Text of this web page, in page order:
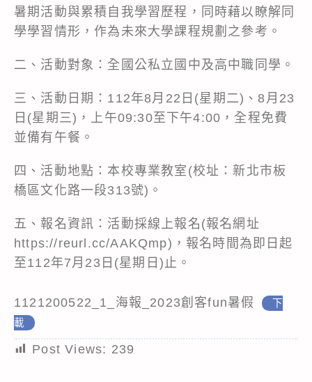
暑期活動與累積自我學習歷程，同時藉以瞭解同
學學習情形，作為未來大學課程規劃之參考。
二、活動對象：全國公私立國中及高中職同學。
三、活動日期：112年8月22日(星期二)、8月23
日(星期三)，上午09:30至下午4:00，全程免費
並備有午餐。
四、活動地點：本校專業教室(校址：新北市板
橋區文化路一段313號)。
五、報名資訊：活動採線上報名(報名網址
https://reurl.cc/AAKQmp)，報名時間為即日起
至112年7月23日(星期日)止。
1121200522_1_海報_2023創客fun暑假
下
載
Post Views: 239